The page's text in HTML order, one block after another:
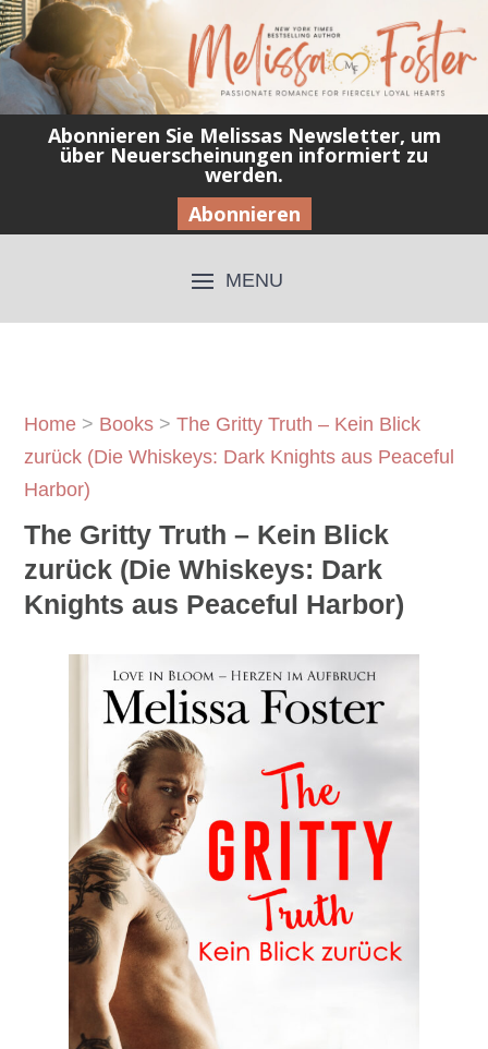
Abonnieren Sie Melissas Newsletter, um
über Neuerscheinungen informiert zu
werden.
Abonnieren
Home > Books >The Gritty Truth – Kein Blick
zurück (Die Whiskeys: Dark Knights aus Peaceful
Harbor)
The Gritty Truth – Kein Blick
zurück (Die Whiskeys: Dark
Knights aus Peaceful Harbor)